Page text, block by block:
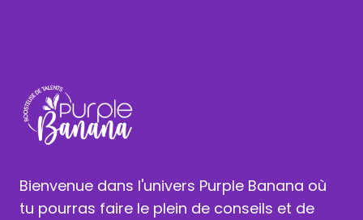
Bienvenue dans l'univers Purple Banana où
tu pourras faire le plein de conseils et de